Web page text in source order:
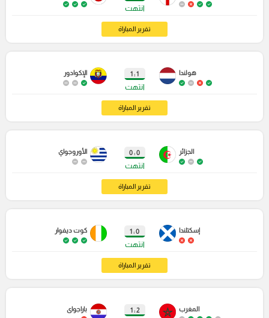
انتهت
تقرير المباراة
هولندا 1 : 1
انتهت
الإكوادور
تقرير المباراة
الجزائر 0 : 0
انتهت
الأوروجواي
تقرير المباراة
إسكتلندا 0 : 1
انتهت
كوت ديفوار
تقرير المباراة
المغرب 2 : 1 باراجواى